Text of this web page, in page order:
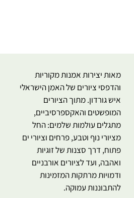
מאות יצירות אמנות מקוריות
והדפסי ציורים של האמן הישראלי
איש גורדון. מתוך הציורים
המופשטים והאקספרסיביים,
מתגלים עולמות שלמים: החל
מציורי נוף וטבע, פרחים וציורי ים
פתוח, דרך סצנות של זוגיות
ואהבה, ועד לציורים אורבניים
ודמויות מרתקות המזמינות
להתבוננות עמוקה.